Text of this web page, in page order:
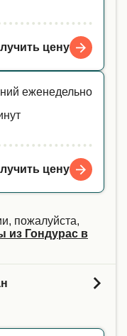
цену
еженедельно
цену
пожалуйста,
из Гондурас в